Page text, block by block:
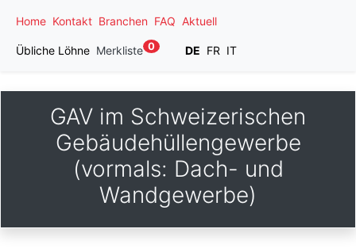
Home Kontakt Branchen FAQ Aktuell
Übliche Löhne Merkliste 0 DE FR IT
GAV im Schweizerischen
Gebäudehüllengewerbe
(vormals: Dach- und
Wandgewerbe)